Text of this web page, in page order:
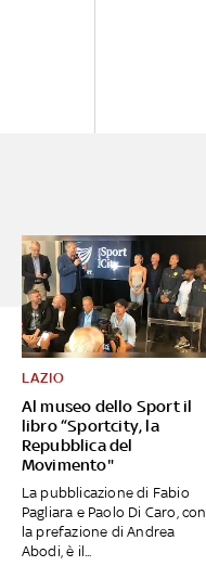
Al museo dello Sport il
libro “Sportcity, la
Repubblica del
Movimento"
LAZIO
La pubblicazione di Fabio
Pagliara e Paolo Di Caro, con
la prefazione di Andrea
Abodi, è il...